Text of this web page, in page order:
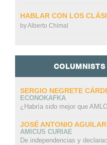
HABLAR CON LOS
byAlberto Chimal
SERGIO NEGRETE
ECONOKAFKA
¿Habría sido mejor que
JOSÉ ANTONIO
AMICUS CURIAE
De independencias y